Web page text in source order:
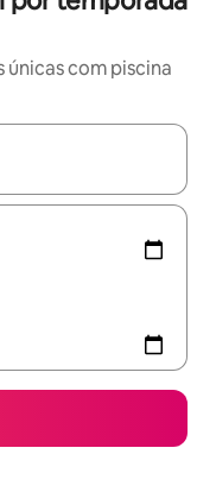
únicas com piscina
explore-os